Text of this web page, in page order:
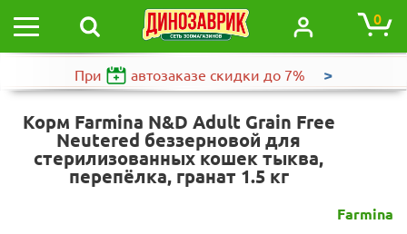
0
При автозаказе скидки до 7% >
Корм Farmina N&D Adult Grain Free
Neutered беззерновой для
стерилизованных кошек тыква,
перепёлка, гранат 1.5 кг
Farmina